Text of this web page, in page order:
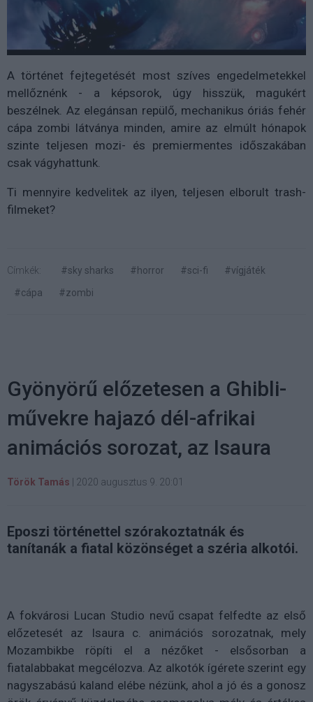
A történet fejtegetését most szíves engedelmetekkel
mellőznénk - a képsorok, úgy hisszük, magukért
beszélnek. Az elegánsan repülő, mechanikus óriás fehér
cápa zombi látványa minden, amire az elmúlt hónapok
szinte teljesen mozi- és premiermentes időszakában
csak vágyhattunk.
Ti mennyire kedvelitek az ilyen, teljesen elborult trash-
filmeket?
Címkék: #sky sharks #horror #sci-fi
#vígjáték
#cápa
#zombi
Gyönyörű előzetesen a Ghibli-
művekre hajazó dél-afrikai
animációs sorozat, az Isaura
Török Tamás 2020 augusztus 9. 20:01
Eposzi történettel szórakoztatnák és
tanítanák a fiatal közönséget a széria alkotói.
A fokvárosi Lucan Studio nevű csapat felfedte az első
előzetesét az Isaura c. animációs sorozatnak, mely
Mozambikbe röpíti el a nézőket - elsősorban a
fiatalabbakat megcélozva. Az alkotók ígérete szerint egy
nagyszabású kaland elébe nézünk, ahol a jó és a gonosz